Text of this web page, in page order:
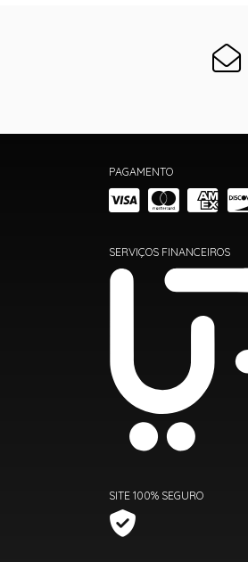
PAGAMENTO
SERVIÇOS FINANCEIROS
SITE 100% SEGURO